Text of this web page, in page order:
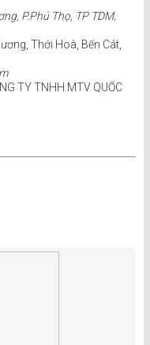
P.Phú Thọ, TP TDM,
Thới Hoà, Bến Cát,
TY TNHH MTV QUỐC